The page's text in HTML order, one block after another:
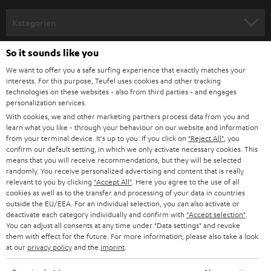
Verwandte Themen
Lautsprecherkabel anschließen: Darauf kommt es an
Audiokabel – wissen, was wohin gehört
Kabel zu kurz? Lautsprecherkabel einfach selbst verlängern
TOSLINK: Optisches Kabel anschließen
Kabelbrücken, Bi-Wiring und Bi-Amping: Verständlich erklärt
e
l
d
u
n
g
HEIMKINO
HEIMKINO-KOMPLETTANLAGEN
SOUNDBARS
STEREO
SMART HOME
BLUETOOTH-LAUTSPRECHER
KOPFHÖRER
BLUETOOTH-KOPFHÖRER
Unternehmen
SUPPORT
PRESSE & MARKETING
GESCHÄFTSKUNDEN
PARTNERPROGRAMM
BLOG
NEWSLETTER
Teufel Onlineshops
DEUTSCHLAND
ÖSTERREICH
SCHWEIZ
NIEDERLANDE
BELGIEN
So it sounds like you
We want to offer you a safe surfing experience that exactly matches your
interests. For this purpose, Teufel uses cookies and other tracking
technologies on these websites - also from third parties - and engages
personalization services.
With cookies, we and other marketing partners process data from you and
learn what you like - through your behaviour on our website and information
from your terminal device. It's up to you: If you click on "Reject All" , you
confirm our default setting, in which we only activate necessary cookies. This
means that you will receive recommendations, but they will be selected
randomly. You receive personalized advertising and content that is really
relevant to you by clicking "Accept All" . Here you agree to the use of all
cookies as well as to the transfer and processing of your data in countries
outside the EU/EEA. For an individual selection, you can also activate or
deactivate each category individually and confirm with "Accept selection"
You can adjust all consents at any time under "Data settings" and revoke
them with effect for the future. For more information, please also take a look
at our privacy policyand the imprint